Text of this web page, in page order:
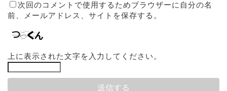
次回のコメントで使用するためブラウザーに自分の名
前、メールアドレス、サイトを保存する。
上に表示された文字を入力してください。